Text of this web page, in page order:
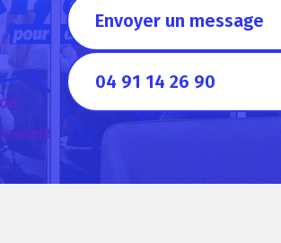
Envoyer un message
04 91 14 26 90